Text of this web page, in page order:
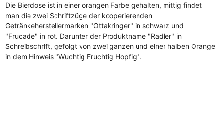
Die Bierdose ist in einer orangen Farbe gehalten, mittig findet
man die zwei Schriftzüge der kooperierenden
Getränkeherstellermarken "Ottakringer" in schwarz und
"Frucade" in rot. Darunter der Produktname "Radler" in
Schreibschrift, gefolgt von zwei ganzen und einer halben Orange
in dem Hinweis "Wuchtig Fruchtig Hopfig".